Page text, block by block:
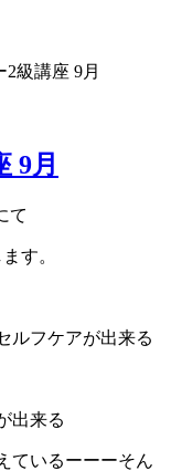
級講座 9月
9月
て
す。
ルフケアが出来る
出来る
ているーーーそん